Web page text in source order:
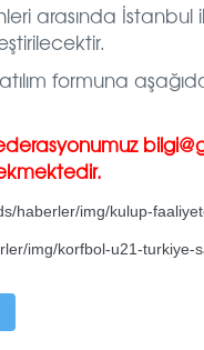
arasında
formuna
haberler/img/kulup-
img/korfbol-u21-